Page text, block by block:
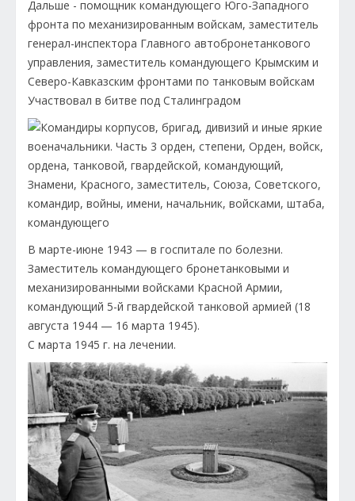
Дальше - помощник командующего Юго-Западного
фронта по механизированным войскам, заместитель
генерал-инспектора Главного автобронетанкового
управления, заместитель командующего Крымским и
Северо-Кавказским фронтами по танковым войскам
Участвовал в битве под Сталинградом
В марте-июне 1943 — в госпитале по болезни.
Заместитель командующего бронетанковыми и
механизированными войсками Красной Армии,
командующий 5-й гвардейской танковой армией (18
августа 1944 — 16 марта 1945).
С марта 1945 г. на лечении.